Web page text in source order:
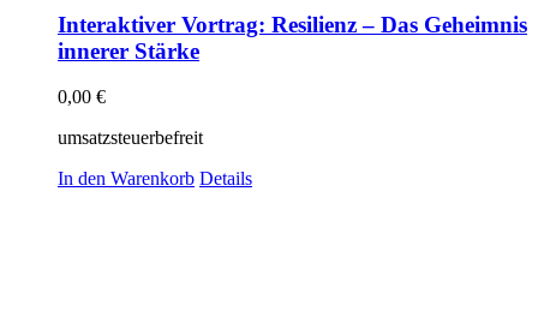
Interaktiver Vortrag: Resilienz – Das Geheimnis
innerer Stärke
0,00 €
umsatzsteuerbefreit
In den Warenkorb Details